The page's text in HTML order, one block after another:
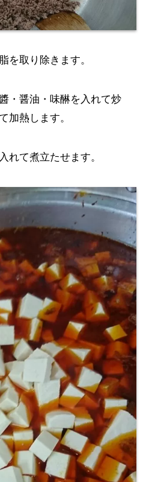
を取り除きます。
醤油・味醂を入れて炒
加熱します。
て煮立たせます。